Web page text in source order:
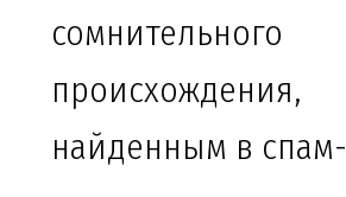
сомнительного
происхождения,
найденным в спам-